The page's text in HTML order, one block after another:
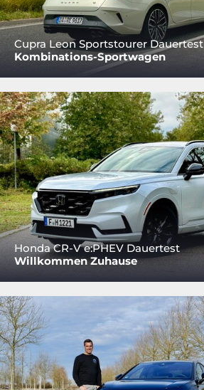
Cupra Leon Sportstourer Dauertest
Kombinations-Sportwagen
Honda CR-V e:PHEV Dauertest
Willkommen Zuhause